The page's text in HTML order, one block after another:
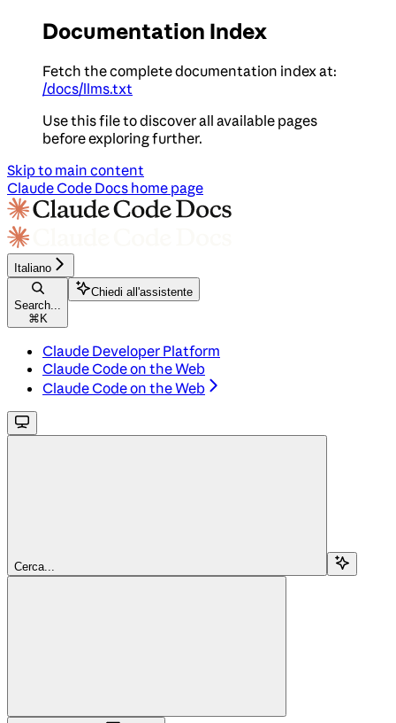
Documentation Index
Fetch the complete documentation index at:
/docs/llms.txt
Use this file to discover all available pages
before exploring further.
Skip to main content
Claude Code Docs home page
Italiano
Search...
⌘ K
Chiedi all'assistente
Claude Developer Platform
Claude Code on the Web
Claude Code on the Web
Cerca...